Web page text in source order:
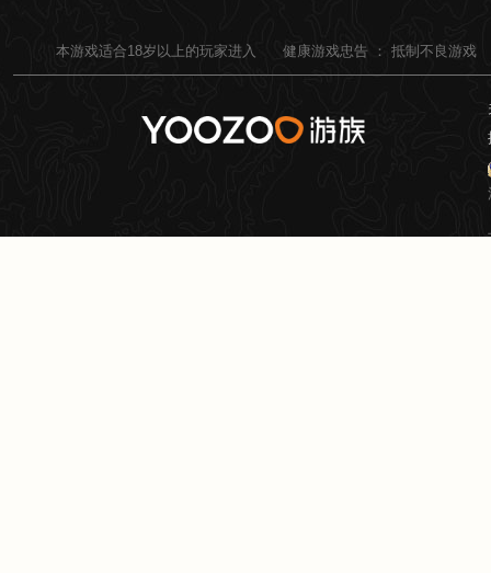
本游戏适合18岁以上的玩家进入 健康游戏忠告 ： 抵制不良游戏